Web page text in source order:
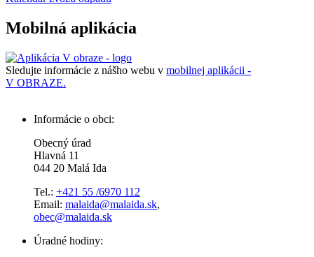
Mobilná aplikácia
Sledujte informácie z nášho webu v mobilnej aplikácii -
V OBRAZE.
Informácie o obci:
Obecný úrad
Hlavná 11
044 20 Malá Ida
Tel.: +421 55 /6970 112
Email: malaida@malaida.sk,
obec@malaida.sk
Úradné hodiny: